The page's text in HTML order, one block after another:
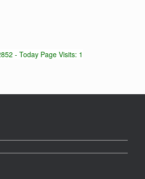
- Today Page Visits: 1